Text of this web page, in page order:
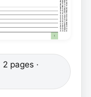
pages ·